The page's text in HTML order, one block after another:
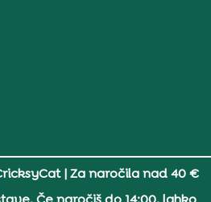
| Za naročila nad 40 €